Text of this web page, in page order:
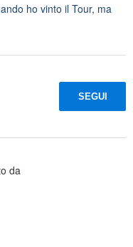
ho vinto il Tour, ma
SEGUI
da